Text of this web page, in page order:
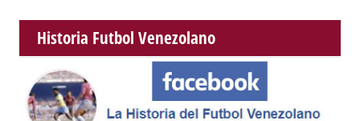
Historia Futbol Venezolano